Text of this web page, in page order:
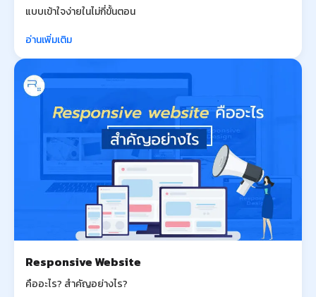
แบบเข้าใจง่ายในไม่กี่ขั้นตอน
อ่านเพิ่มเติม
Responsive Website
คืออะไร? สำคัญอย่างไร?